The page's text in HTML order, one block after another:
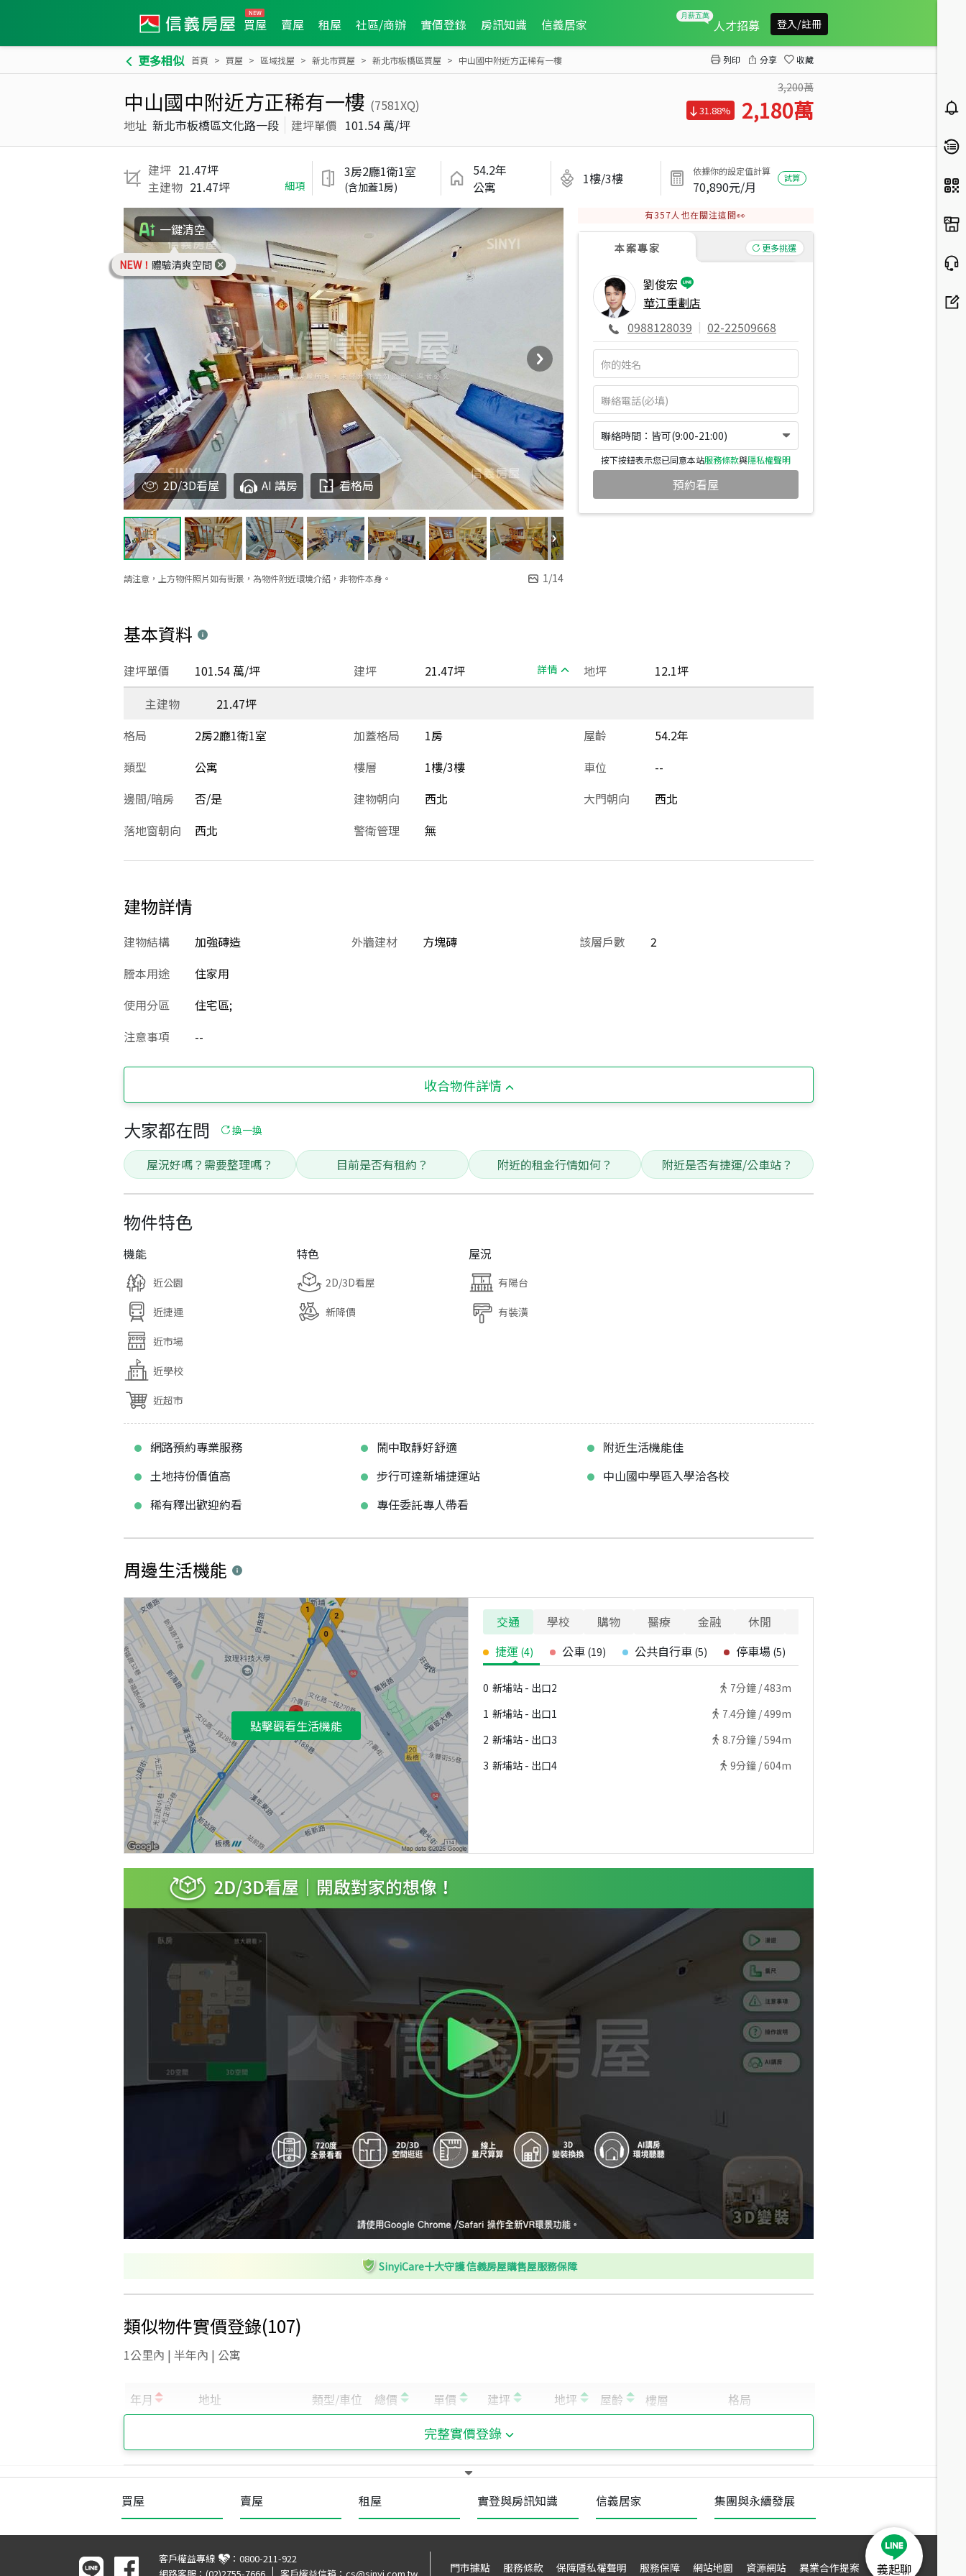
買屋 賣屋 租屋 社區/商辦 實價登錄 房訊知識 信義居家 人才招募 登入/註冊
更多相似 首頁 買屋 區域找屋 新北市買屋 新北市板橋區買屋 中山國中附近方正稀有一樓 列印 分享 收藏
中山國中附近方正稀有一樓 (7581XQ)
地址 新北市板橋區文化路一段 建坪單價 101.54 萬/坪
3,200萬
31.88% 2,180萬
建坪 21.47坪
主建物 21.47坪 細項
3房2廳1衛1室
(含加蓋1房)
54.2年
公寓
1樓/3樓 依據你的設定值計算
70,890元/月
試算
一鍵清空
NEW！ 體驗清爽空間
請注意，上方物件照片如有街景，為物件附近環境介紹，非物件本身。 1/14
2D/3D看屋 AI 講房 看格局
有357人也在關注這間👀
本案專家 更多挑選
劉俊宏
華江重劃店
0988128039 | 02-22509668
聯絡時間：皆可(9:00-21:00)
按下按鈕表示您已同意本站服務條款與隱私權聲明
預約看屋
基本資料
建坪 21.47坪 詳情
建坪單價 101.54 萬/坪 地坪
12.1坪
主建物
21.47坪
格局
2房2廳1衛1室 加蓋格局 1房 屋齡
54.2年
類型
公寓 樓層 1樓/3樓 車位
--
邊間/暗房
否/是 建物朝向 西北 大門朝向
西北
落地窗朝向
西北 警衛管理 無
建物詳情
建物結構 加強磚造 外牆建材 方塊磚 該層戶數
2
謄本用途
住家用
使用分區
住宅區;
注意事項
--
收合物件詳情
大家都在問 換一換
屋況好嗎？需要整理嗎？ 目前是否有租約？ 附近的租金行情如何？ 附近是否有捷運/公車站？
物件特色
機能
近公園
近捷運
近市場
近學校
近超市
特色
2D/3D看屋
新降價
屋況
有陽台
有裝潢
網路預約專業服務 鬧中取靜好舒適
附近生活機能佳
土地持份價值高
步行可達新埔捷運站
中山國中學區入學洽各校
稀有釋出歡迎約看
專任委託專人帶看
周邊生活機能
點擊觀看生活機能
交通 學校 購物 醫療 金融 休閒
捷運 (4) 公車 (19) 公共自行車 (5) 停車場 (5)
0 新埔站 - 出口2 7分鐘 /483m
1 新埔站 - 出口1 7.4分鐘 /499m
2 新埔站 - 出口3 8.7分鐘 /594m
3 新埔站 - 出口4 9分鐘 /604m
SinyiCare十大守護 信義房屋購售屋服務保障
類似物件實價登錄(107)
1公里內 | 半年內 | 公寓
完整實價登錄
買屋 賣屋 租屋 實登與房訊知識 信義居家 集團與永續發展
客戶權益專線 ： 0800-211-922
門市據點 服務條款 保障隱私權聲明 服務保障 網站地圖 資源網站 異業合作提案 義起聊